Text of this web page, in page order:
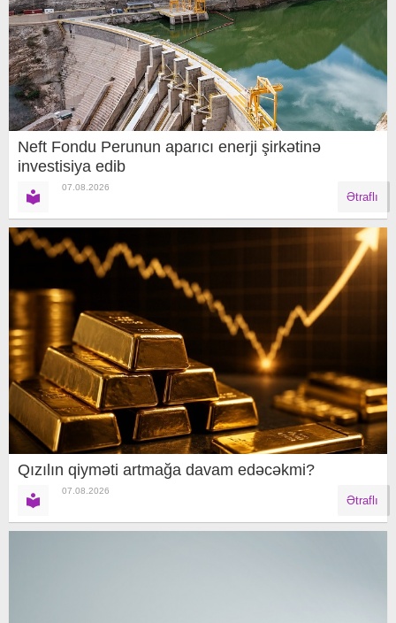
Neft Fondu Perunun aparıcı enerji şirkətinə
investisiya edib
07.08.2026
Ətraflı
Qızılın qiyməti artmağa davam edəcəkmi?
07.08.2026
Ətraflı